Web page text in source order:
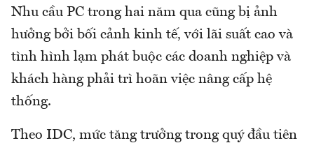
Nhu cầu PC trong hai năm qua cũng bị ảnh
hưởng bởi bối cảnh kinh tế, với lãi suất cao và
tình hình lạm phát buộc các doanh nghiệp và
khách hàng phải trì hoãn việc nâng cấp hệ
thống.
Theo IDC, mức tăng trưởng trong quý đầu tiên